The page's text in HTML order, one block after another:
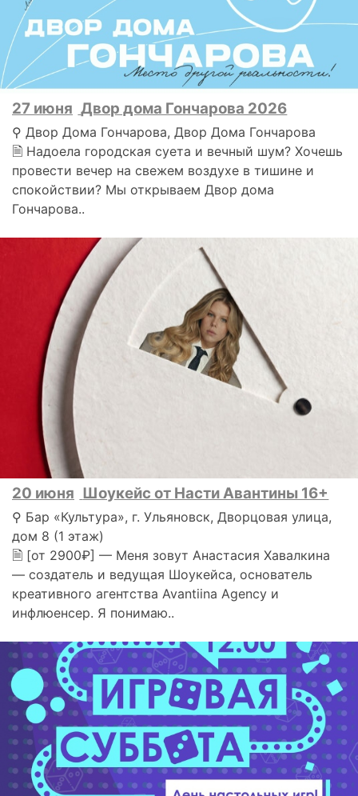
27 июня Двор дома Гончарова 2026
⚲ Двор Дома Гончарова, Двор Дома Гончарова
🗎 Надоела городская суета и вечный шум? Хочешь
провести вечер на свежем воздухе в тишине и
спокойствии? Мы открываем Двор дома
Гончарова..
20 июня Шоукейс от Насти Авантины 16+
⚲ Бар «Культура», г. Ульяновск, Дворцовая улица,
дом 8 (1 этаж)
🗎 [от 2900₽] — Меня зовут Анастасия Хавалкина
— создатель и ведущая Шоукейса, основатель
креативного агентства Avantiina Agency и
инфлюенсер. Я понимаю..